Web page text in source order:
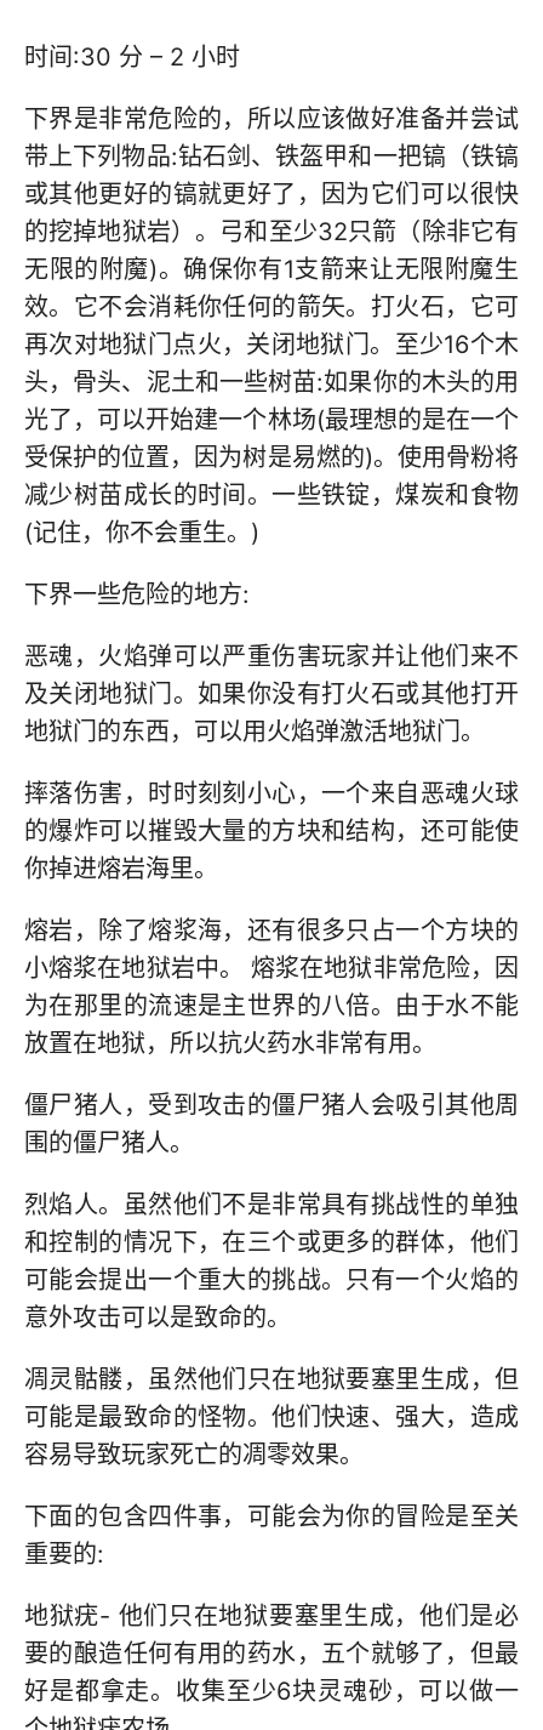
时间:30 分 – 2 小时
下界是非常危险的，所以应该做好准备并尝试
带上下列物品:钻石剑、铁盔甲和一把镐（铁镐
或其他更好的镐就更好了，因为它们可以很快
的挖掉地狱岩）。弓和至少32只箭（除非它有
无限的附魔)。确保你有1支箭来让无限附魔生
效。它不会消耗你任何的箭矢。打火石，它可
再次对地狱门点火，关闭地狱门。至少16个木
头，骨头、泥土和一些树苗:如果你的木头的用
光了，可以开始建一个林场(最理想的是在一个
受保护的位置，因为树是易燃的)。使用骨粉将
减少树苗成长的时间。一些铁锭，煤炭和食物
(记住，你不会重生。)
下界一些危险的地方:
恶魂，火焰弹可以严重伤害玩家并让他们来不
及关闭地狱门。如果你没有打火石或其他打开
地狱门的东西，可以用火焰弹激活地狱门。
摔落伤害，时时刻刻小心，一个来自恶魂火球
的爆炸可以摧毁大量的方块和结构，还可能使
你掉进熔岩海里。
熔岩，除了熔浆海，还有很多只占一个方块的
小熔浆在地狱岩中。 熔浆在地狱非常危险，因
为在那里的流速是主世界的八倍。由于水不能
放置在地狱，所以抗火药水非常有用。
僵尸猪人，受到攻击的僵尸猪人会吸引其他周
围的僵尸猪人。
烈焰人。虽然他们不是非常具有挑战性的单独
和控制的情况下，在三个或更多的群体，他们
可能会提出一个重大的挑战。只有一个火焰的
意外攻击可以是致命的。
凋灵骷髅，虽然他们只在地狱要塞里生成，但
可能是最致命的怪物。他们快速、强大，造成
容易导致玩家死亡的凋零效果。
下面的包含四件事，可能会为你的冒险是至关
重要的:
地狱疣- 他们只在地狱要塞里生成，他们是必
要的酿造任何有用的药水，五个就够了，但最
好是都拿走。收集至少6块灵魂砂，可以做一